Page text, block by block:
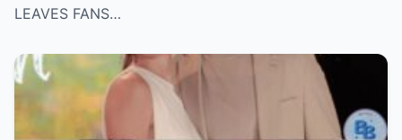
LEAVES FANS…